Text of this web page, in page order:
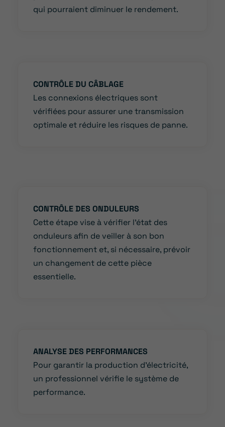
qui pourraient diminuer le rendement.
CONTRÔLE DU CÂBLAGE
Les connexions électriques sont
vérifiées pour assurer une transmission
optimale et réduire les risques de panne.
CONTRÔLE DES ONDULEURS
Cette étape vise à vérifier l’état des
onduleurs afin de veiller à son bon
fonctionnement et, si nécessaire, prévoir
un changement de cette pièce
essentielle.
ANALYSE DES PERFORMANCES
Pour garantir la production d’électricité,
un professionnel vérifie le système de
performance.